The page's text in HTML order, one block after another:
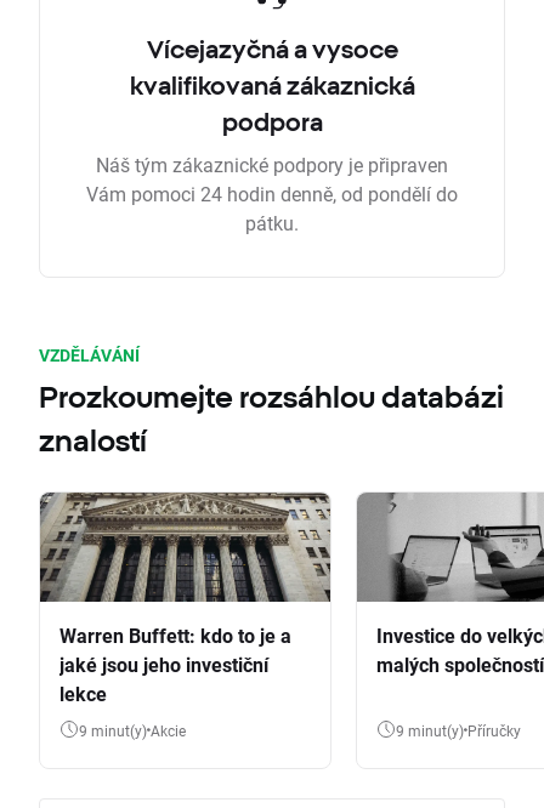
Vícejazyčná a vysoce
kvalifikovaná zákaznická
podpora
Náš tým zákaznické podpory je připraven
Vám pomoci 24 hodin denně, od pondělí do
pátku.
VZDĚLÁVÁNÍ
Prozkoumejte rozsáhlou databázi
znalostí
Warren Buffett: kdo to je a
jaké jsou jeho investiční
lekce
9 minut(y) Akcie
Investice do
malých společností
9 minut(y) Příručky